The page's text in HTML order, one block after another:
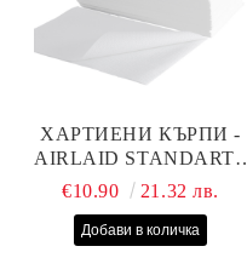
ХАРТИЕНИ КЪРПИ -
AIRLAID STANDART -
40СМ/70СМ - 100БР
€10.90 21.32 лв.